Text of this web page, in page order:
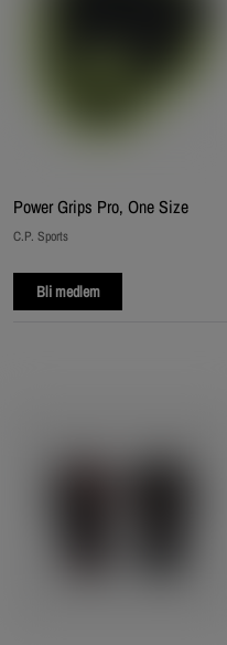
Power Grips Pro, One Size
C.P. Sports
Bli medlem